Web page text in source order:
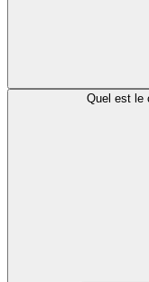
Quel est le